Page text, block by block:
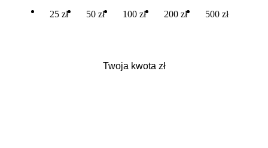
25 zł 50 zł 100 zł 200 zł 500 zł